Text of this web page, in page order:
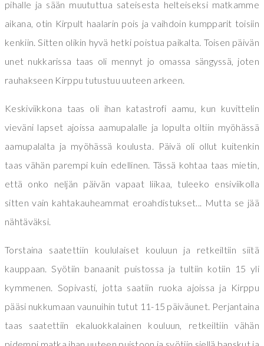
pihalle ja sään muututtua sateisesta helteiseksi matkamme
aikana, otin Kirpult haalarin pois ja vaihdoin kumpparit toisiin
kenkiin. Sitten olikin hyvä hetki poistua paikalta. Toisen päivän
unet nukkarissa taas oli mennyt jo omassa sängyssä, joten
rauhakseen Kirppu tutustuu uuteen arkeen.
Keskiviikkona taas oli ihan katastrofi aamu, kun kuvittelin
vieväni lapset ajoissa aamupalalle ja lopulta oltiin myöhässä
aamupalalta ja myöhässä koulusta. Päivä oli ollut kuitenkin
taas vähän parempi kuin edellinen. Tässä kohtaa taas mietin,
että onko neljän päivän vapaat liikaa, tuleeko ensiviikolla
sitten vain kahtakauheammat eroahdistukset... Mutta se jää
nähtäväksi.
Torstaina saatettiin koululaiset kouluun ja retkeiltiin siitä
kauppaan. Syötiin banaanit puistossa ja tultiin kotiin 15 yli
kymmenen. Sopivasti, jotta saatiin ruoka ajoissa ja Kirppu
pääsi nukkumaan vaunuihin tutut 11-15 päiväunet. Perjantaina
taas saatettiin ekaluokkalainen kouluun, retkeiltiin vähän